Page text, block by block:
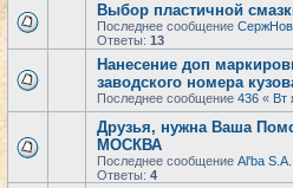
Выбор пластичной
Последнее сообщение
Ответы: 13
Нанесение доп
заводского номера
Последнее сообщение 436 « Вт
Друзья, нужна Ваша
МОСКВА
Последнее сообщение Al'ba S.A.
Ответы: 4